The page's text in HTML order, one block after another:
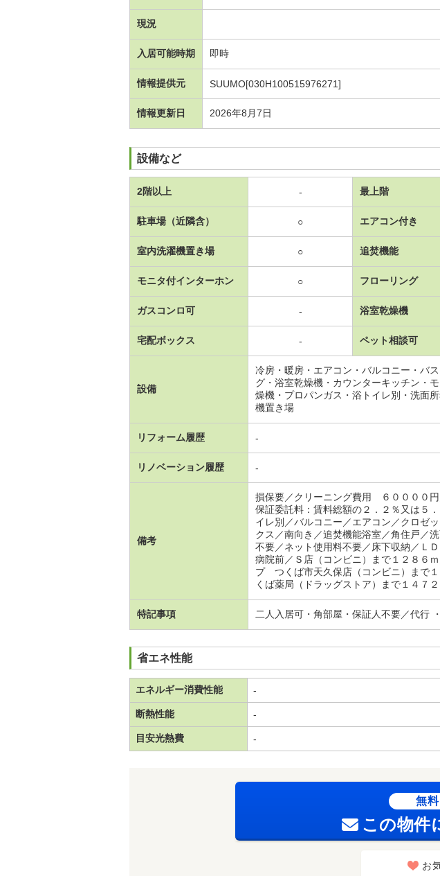
現況
入居可能時期 即時
情報提供元 SUUMO[030H100515976271]
情報更新日 2026年8月7日
設備など
2階以上 - 最上階
駐車場（近隣含） ○ エアコン付き
室内洗濯機置き場 ○ 追焚機能
モニタ付インターホン ○ フローリング
ガスコンロ可 - 浴室乾燥機
宅配ボックス - ペット相談可
設備
冷房・暖房・エアコン・バルコニー・バ
グ・浴室乾燥機・カウンターキッチン・
燥機・プロパンガス・浴トイレ別・洗面
機置き場
リフォーム履歴 -
リノベーション履歴 -
備考
損保要／クリーニング費用 ６００００
保証委託料：賃料総額の２．２％又は５
イレ別／バルコニー／エアコン／クロゼ
クス／南向き／追焚機能浴室／角住戸／
不要／ネット使用料不要／床下収納／Ｌ
病院前／Ｓ店（コンビニ）まで１２８６
プ つくば市天久保店（コンビニ）まで
くば薬局（ドラッグストア）まで１４７
特記事項 二人入居可・角部屋・保証人不要／代行
省エネ性能
エネルギー消費性能 -
断熱性能 -
目安光熱費 -
無料
この物件
お